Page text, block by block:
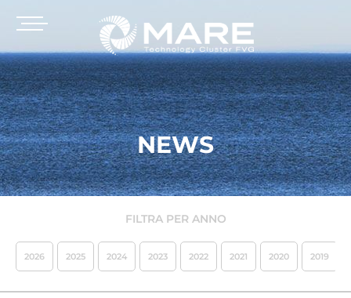
NEWS
FILTRA PER ANNO
2026 2025 2024 2023 2022 2021 2020 2019